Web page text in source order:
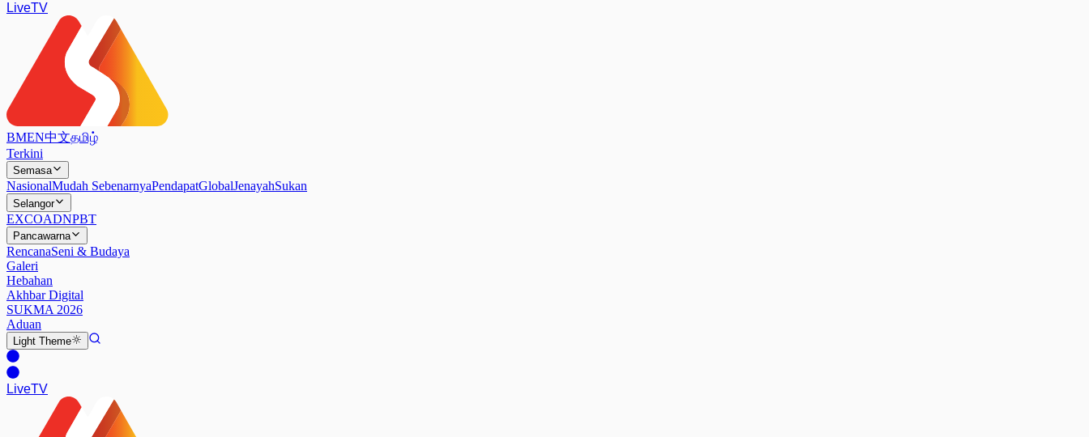
LiveTV
BMEN中文தமிழ்
Terkini
Semasa
NasionalMudah SebenarnyaPendapatGlobalJenayahSukan
Selangor
EXCOADNPBT
Pancawarna
RencanaSeni & Budaya
Galeri
Hebahan
Akhbar Digital
SUKMA 2026
Aduan
Light Theme
LiveTV